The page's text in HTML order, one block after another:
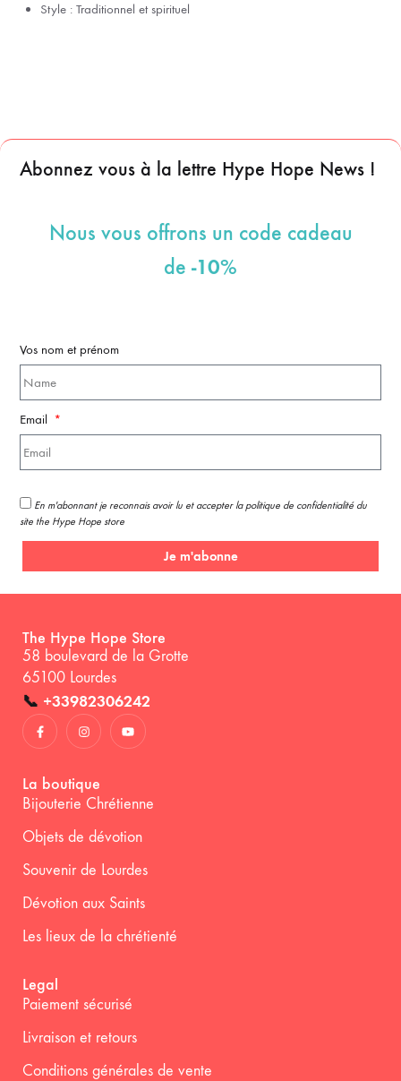
Style : Traditionnel et spirituel
Abonnez vous à la lettre Hype Hope News !
Nous vous offrons un code cadeau
de -10%
Vos nom et prénom
Email
En m'abonnant je reconnais avoir lu et accepter la politique de confidentialité du
site the Hype Hope store
Je m'abonne
The Hype Hope Store
58 boulevard de la Grotte
65100 Lourdes
📞 +33982306242
La boutique
Bijouterie Chrétienne
Objets de dévotion
Souvenir de Lourdes
Dévotion aux Saints
Les lieux de la chrétienté
Legal
Paiement sécurisé
Livraison et retours
Conditions générales de vente